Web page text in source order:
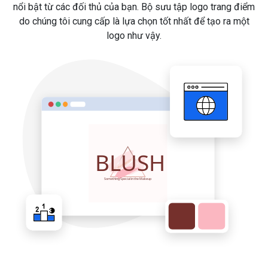
nổi bật từ các đối thủ của bạn. Bộ sưu tập logo trang điểm
do chúng tôi cung cấp là lựa chọn tốt nhất để tạo ra một
logo như vậy.